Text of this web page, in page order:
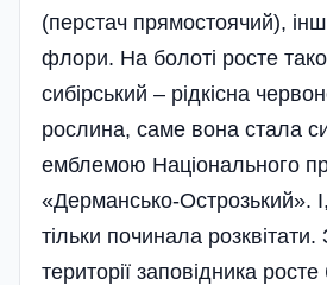
(перстач прямостоячий),
флори. На болоті росте
сибірський – рідкісна
рослина, саме вона стала
емблемою Національного
«Дермансько-Острозький».
тільки починала
території заповідника росте